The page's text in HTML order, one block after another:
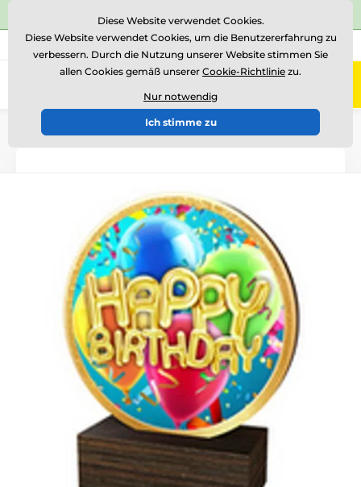
⭐Siehe 504 verifizierte Bewertungen auf
Rufen Sie uns an (Mo-Fr 15-18) +43 676 361 37 22
0
Einführung Holztrophäen TFRW 501-
Diese Website verwendet Cookies.
Diese Website verwendet Cookies, um die Benutzererfahrung zu
verbessern. Durch die Nutzung unserer Website stimmen Sie
allen Cookies gemäß unserer Cookie-Richtlinie zu.
Nur notwendig
Ich stimme zu